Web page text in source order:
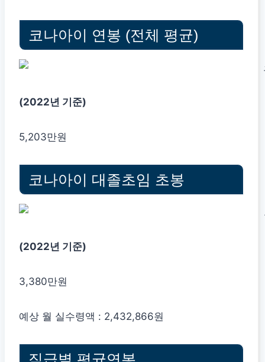
코나아이 연봉 (전체 평균)
(2022년 기준)
5,203만원
코나아이 대졸초임 초봉
(2022년 기준)
3,380만원
예상 월 실수령액 : 2,432,866원